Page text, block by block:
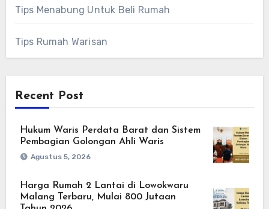
Tips Menabung Untuk Beli Rumah
Tips Rumah Warisan
Recent Post
Hukum Waris Perdata Barat dan Sistem
Pembagian Golongan Ahli Waris
Agustus 5, 2026
Harga Rumah 2 Lantai di Lowokwaru
Malang Terbaru, Mulai 800 Jutaan